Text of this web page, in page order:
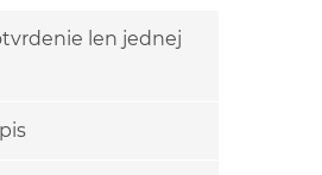
len jednej